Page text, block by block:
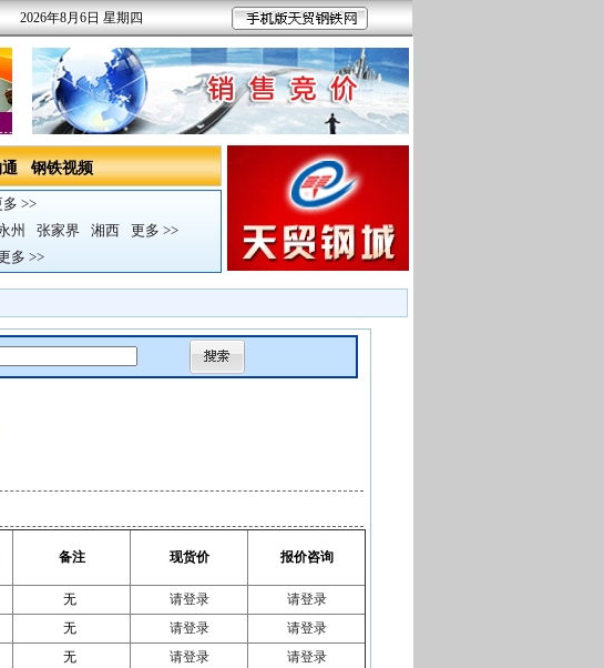
2026年8月6日 星期四
钢铁视频
多 >>
州 张家界 湘西
更多 >>
多 >>
备注 现货价 报价咨询
无 请登录
请登录
无 请登录
请登录
无 请登录
请登录